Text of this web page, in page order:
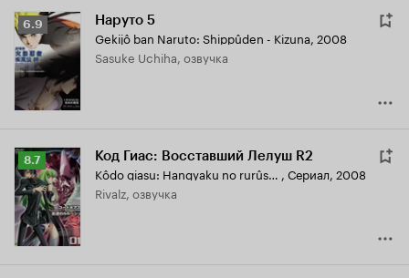
Рейтинг
Кинопоиска
6.9
6.9 Наруто 5
Gekijô ban Naruto: Shippûden - Kizuna, 2008
Sasuke Uchiha, озвучка
Рейтинг
Кинопоиска
8.7
8.7 Код Гиас: Восставший Лелуш R2
Kôdo giasu: Hangyaku no rurûshu R2 , Сериал, 2008
Rivalz, озвучка